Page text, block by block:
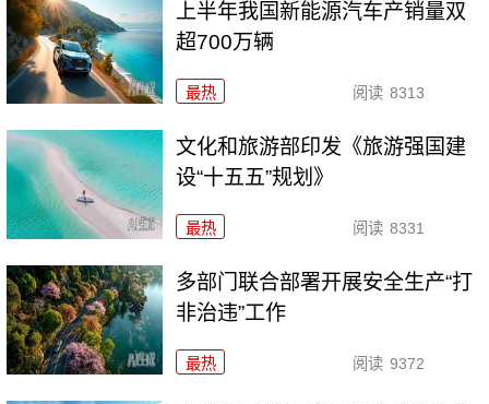
上半年我国新能源汽车产销量双
超700万辆
最热 阅读 8313
文化和旅游部印发《旅游强国建
设“十五五”规划》
最热 阅读 8331
多部门联合部署开展安全生产“打
非治违”工作
最热 阅读 9372